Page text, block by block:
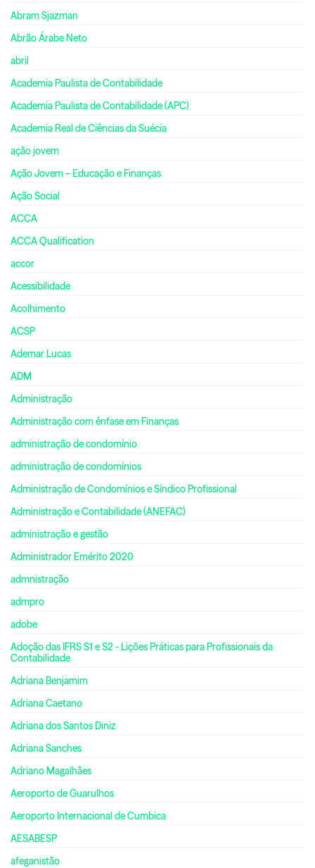
Abram Sjazman
Abrão Árabe Neto
abril
Academia Paulista de Contabilidade
Academia Paulista de Contabilidade (APC)
Academia Real de Ciências da Suécia
ação jovem
Ação Jovem – Educação e Finanças
Ação Social
ACCA
ACCA Qualification
accor
Acessibilidade
Acolhimento
ACSP
Ademar Lucas
ADM
Administração
Administração com ênfase em Finanças
administração de condomínio
administração de condomínios
Administração de Condomínios e Síndico Profissional
Administração e Contabilidade (ANEFAC)
administração e gestão
Administrador Emérito 2020
admnistração
admpro
adobe
Adoção das IFRS S1 e S2 - Lições Práticas para Profissionais da
Contabilidade
Adriana Benjamim
Adriana Caetano
Adriana dos Santos Diniz
Adriana Sanches
Adriano Magalhães
Aeroporto de Guarulhos
Aeroporto Internacional de Cumbica
AESABESP
afeganistão